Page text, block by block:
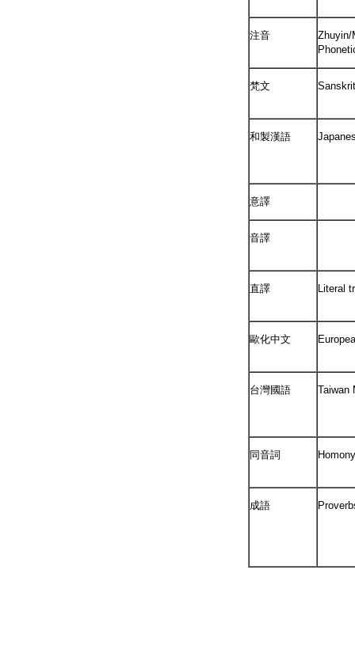
注音
Zhuyin/
梵文 Sanskrit
和製漢語
意譯
音譯
直譯 Literal
歐化中文
台灣國語 Taiwan
同音詞
成語